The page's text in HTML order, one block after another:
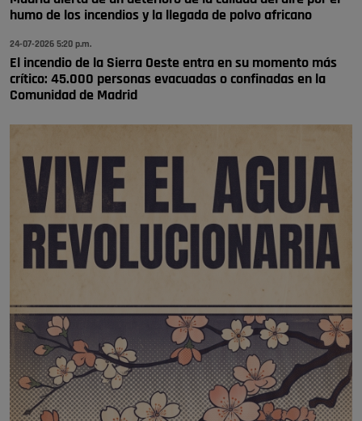
🔴 EXCLUSIVA | El comisario de la …
humo de los incendios y la llegada de polvo africano
24-07-2026 5:20 p.m.
El incendio de la Sierra Oeste entra en su momento más
crítico: 45.000 personas evacuadas o confinadas en la
Comunidad de Madrid